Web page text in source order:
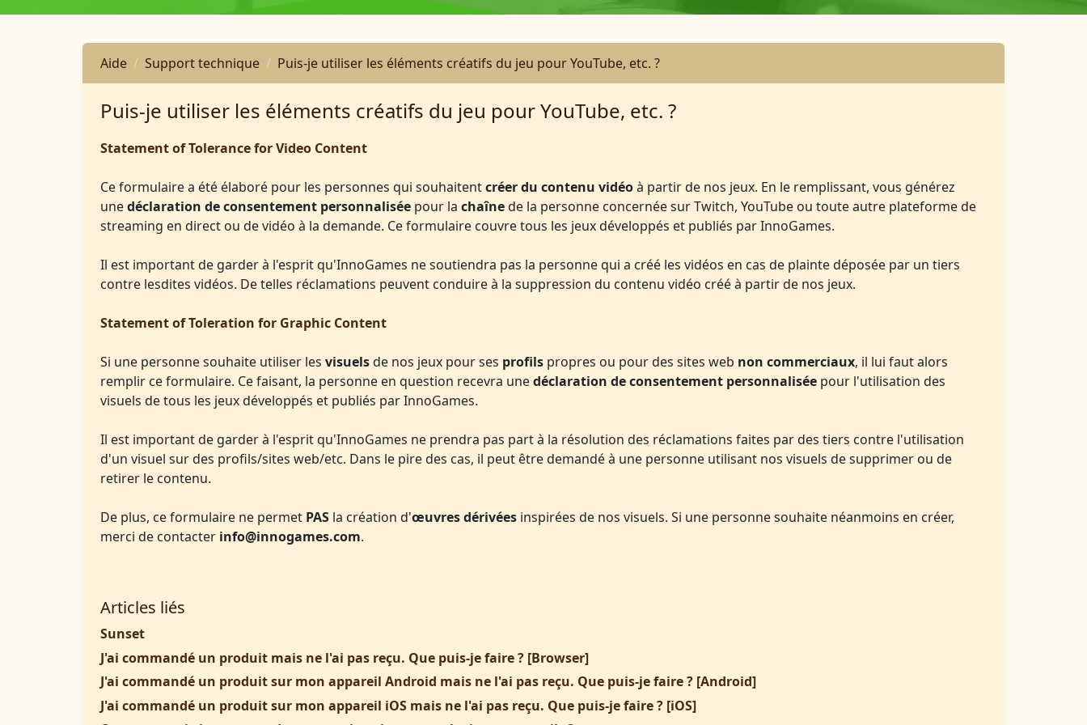
Aide Support technique Puis-je utiliser les éléments créatifs du jeu pour YouTube, etc. ?
Puis-je utiliser les éléments créatifs du jeu pour YouTube, etc. ?
Statement of Tolerance for Video Content
Ce formulaire a été élaboré pour les personnes qui souhaitentcréer du contenu vidéoà partir de nos jeux. En le remplissant, vous générez
unedéclaration de consentement personnalisée pour la chaînede la personne concernée sur Twitch, YouTube ou toute autre plateforme de
streaming en direct ou de vidéo à la demande. Ce formulaire couvre tous les jeux développés et publiés par InnoGames.
Il est important de garder à l'esprit qu'InnoGames ne soutiendra pas la personne qui a créé les vidéos en cas de plainte déposée par un tiers
contre lesdites vidéos. De telles réclamations peuvent conduire à la suppression du contenu vidéo créé à partir de nos jeux.
Statement of Toleration for Graphic Content
Si une personne souhaite utiliser les visuelsde nos jeux pour ses profils propres ou pour des sites web non commerciaux, il lui faut alors
remplir ce formulaire. Ce faisant, la personne en question recevra unedéclaration de consentement personnalisée pour l'utilisation des
visuels de tous les jeux développés et publiés par InnoGames.
Il est important de garder à l'esprit qu'InnoGames ne prendra pas part à la résolution des réclamations faites par des tiers contre l'utilisation
d'un visuel sur des profils/sites web/etc. Dans le pire des cas, il peut être demandé à une personne utilisant nos visuels de supprimer ou de
retirer le contenu.
De plus, ce formulaire ne permet PAS la création d'œuvres dérivées inspirées de nos visuels. Si une personne souhaite néanmoins en créer,
merci de contacter info@innogames.com.
Articles liés
Sunset
J'ai commandé un produit mais ne l'ai pas reçu. Que puis-je faire ? [Browser]
J'ai commandé un produit sur mon appareil Android mais ne l'ai pas reçu. Que puis-je faire ? [Android]
J'ai commandé un produit sur mon appareil iOS mais ne l'ai pas reçu. Que puis-je faire ? [iOS]